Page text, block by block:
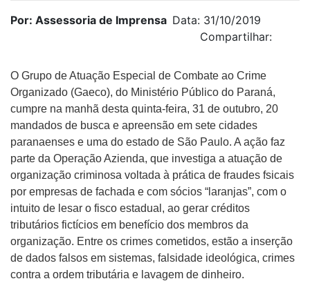
Por: Assessoria de Imprensa Data: 31/10/2019
Compartilhar:
O Grupo de Atuação Especial de Combate ao Crime
Organizado (Gaeco), do Ministério Público do Paraná,
cumpre na manhã desta quinta-feira, 31 de outubro, 20
mandados de busca e apreensão em sete cidades
paranaenses e uma do estado de São Paulo. A ação faz
parte da Operação Azienda, que investiga a atuação de
organização criminosa voltada à prática de fraudes fsicais
por empresas de fachada e com sócios “laranjas”, com o
intuito de lesar o fisco estadual, ao gerar créditos
tributários fictícios em benefício dos membros da
organização. Entre os crimes cometidos, estão a inserção
de dados falsos em sistemas, falsidade ideológica, crimes
contra a ordem tributária e lavagem de dinheiro.